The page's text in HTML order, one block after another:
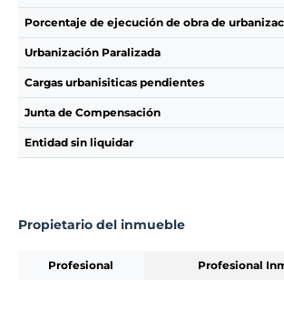
Porcentaje de ejecución de obra de
Urbanización Paralizada
Cargas urbanisiticas pendientes
Junta de Compensación
Entidad sin liquidar
Propietario del inmueble
Profesional Profesional